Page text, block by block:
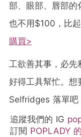
部、眼部、唇部的
也不用$100，比
購買>
工欲善其事，必先
好得工具幫忙。想
Selfridges 落單吧
追蹤我們的 IG
訂閱 POPLADY